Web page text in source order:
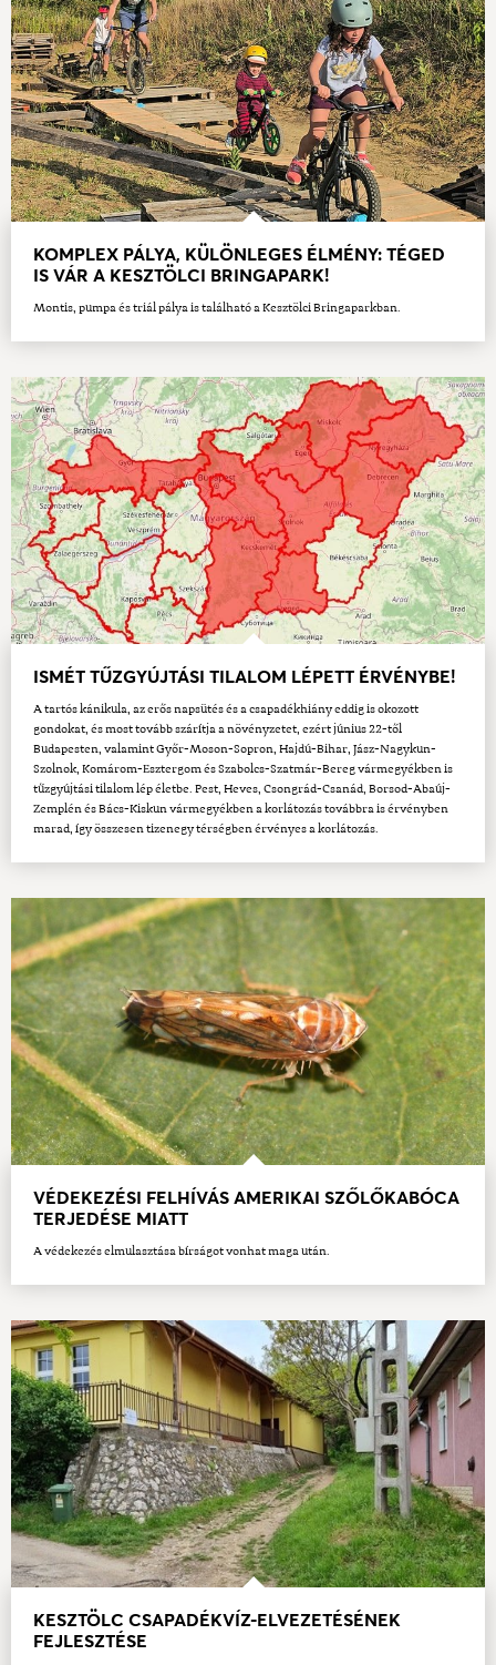
KOMPLEX PÁLYA, KÜLÖNLEGES ÉLMÉNY: TÉGED
IS VÁR A KESZTÖLCI BRINGAPARK!
Montis, pumpa és triál pálya is található a Kesztölci Bringaparkban.
ISMÉT TŰZGYÚJTÁSI TILALOM LÉPETT ÉRVÉNYBE!
A tartós kánikula, az erős napsütés és a csapadékhiány eddig is okozott
gondokat, és most tovább szárítja a növényzetet, ezért június 22-től
Budapesten, valamint Győr-Moson-Sopron, Hajdú-Bihar, Jász-Nagykun-
Szolnok, Komárom-Esztergom és Szabolcs-Szatmár-Bereg vármegyékben is
tűzgyújtási tilalom lép életbe. Pest, Heves, Csongrád-Csanád, Borsod-Abaúj-
Zemplén és Bács-Kiskun vármegyékben a korlátozás továbbra is érvényben
marad, így összesen tizenegy térségben érvényes a korlátozás.
VÉDEKEZÉSI FELHÍVÁS AMERIKAI SZŐLŐKABÓCA
TERJEDÉSE MIATT
A védekezés elmulasztása bírságot vonhat maga után.
KESZTÖLC CSAPADÉKVÍZ-ELVEZETÉSÉNEK
FEJLESZTÉSE